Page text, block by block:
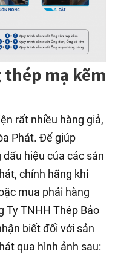
thép mạ kẽm
rất nhiều hàng giả,
Phát. Để giúp
hiệu của các sản
chính hãng khi
mua phải hàng
Ty TNHH Thép Bảo
biết đối với sản
qua hình ảnh sau: